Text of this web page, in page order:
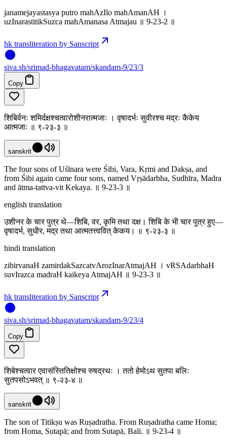
janamejayastasya putro mahAzIlo mahAmanAH ।
uzInarastitikSuzca mahAmanasa Atmajau ॥ 9-23-2 ॥
hk transliteration by Sanscript
siva.sh/srimad-bhagavatam/skandam-9/23/3
Copy
शिबिर्वनः शमिर्दक्षश्चत्वारोशीनरात्मजाः । वृषादर्भः सुवीरश्च मद्रः कैकेय
आत्मजाः ॥ ९-२३-३ ॥
sanskrit
The four sons of Uśīnara were Śibi, Vara, Kṛmi and Dakṣa, and
from Śibi again came four sons, named Vṛṣādarbha, Sudhīra, Madra
and ātma-tattva-vit Kekaya. ॥ 9-23-3 ॥
english translation
उशीनर के चार पुत्र थे—शिबि, वर, कृमि तथा दक्ष। शिबि के भी चार पुत्र हुए—
वृषादर्भ, सुधीर, मद्र तथा आत्मतत्त्ववित् केकय। ॥ ९-२३-३ ॥
hindi translation
zibirvanaH zamirdakSazcatvArozInarAtmajAH । vRSAdarbhaH
suvIrazca madraH kaikeya AtmajAH ॥ 9-23-3 ॥
hk transliteration by Sanscript
siva.sh/srimad-bhagavatam/skandam-9/23/4
Copy
शिबेश्चत्वार एवासंस्तितिक्षोश्च रुषद्रथः । ततो हेमोऽथ सुतपा बलिः
सुतपसोऽभवत् ॥ ९-२३-४ ॥
sanskrit
The son of Titikṣu was Ruṣadratha. From Ruṣadratha came Homa;
from Homa, Sutapā; and from Sutapā, Bali. ॥ 9-23-4 ॥